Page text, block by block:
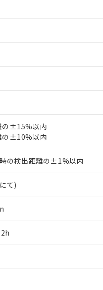
の±15%以内
の±10%以内
の検出距離の±1%以内
て)
取扱商品の当社在庫状況お
果は、記載している更新日時
際の在庫および標準価格と
お客様のお取引先、または
売拠点は「
社の事前の承諾なく第三者
サービス）をご利用いただ
るお客様との取引・商談に
情報の共同利用に関して"
、 カドミウム(Cd) 100ppm以下、
ェニル類(PBB) 1000ppm以下、ポリ
DOP) 1000ppm以下、フタル酸ブチ
対する適用除外項目は除く。
予定月が前後することがあり
明書
するもので、過去に遡って
類４物質の対応では、対応
載しておりました。
完了していることから、特
お問い合わせください。
ドミウム) : 100ppm、
ビフェニル類) : 1000ppm、 PBDEs(
ル酸ジイソブチル) : 1000ppm、
が基準値以下であることを示
害物質が外部に漏えいし、
お問い合わせください。
外国為替および外国貿易法
る場合は、日本国政府の輸
。
は、完全に破砕するなど、違
する場合は、上記1、2およ
係わる関係者が違法に輸出
あり
ついては、お客様のお取引先
確認ください)
の情報を公開していない機種